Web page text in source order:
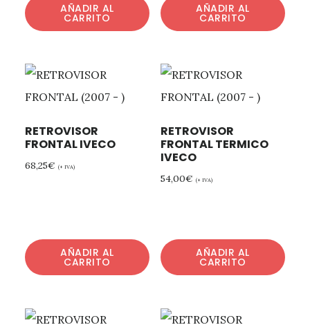
AÑADIR AL
CARRITO
AÑADIR AL
CARRITO
RETROVISOR
FRONTAL IVECO
68,25€ (+ IVA)
AÑADIR AL
CARRITO
RETROVISOR
FRONTAL TERMICO
IVECO
54,00€ (+ IVA)
AÑADIR AL
CARRITO